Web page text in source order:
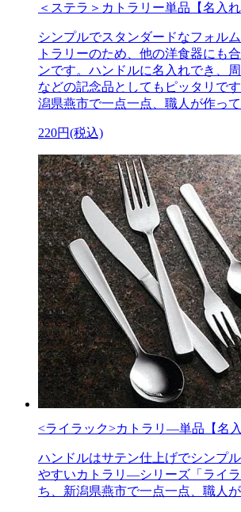
＜ステラ＞カトラリー単品【名入れ
シンプルでスタンダードなフォル
トラリーのため、他の洋食器にも
ンです。ハンドルに名入れでき、
などの記念品としてもピッタリで
潟県燕市で一点一点、職人が作って
220円(税込)
<ライラック>カトラリ―単品【名入
ハンドルはサテン仕上げでシンプ
やすいカトラリ―シリーズ「ライ
ち、新潟県燕市で一点一点、職人が